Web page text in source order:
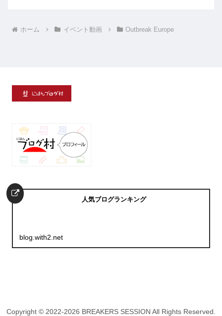
ホーム イベント動画 Outbreak Europe
人気ブログランキング
blog.with2.net
Copyright © 2022-2026 BREAKERS SESSION All Rights Reserved.